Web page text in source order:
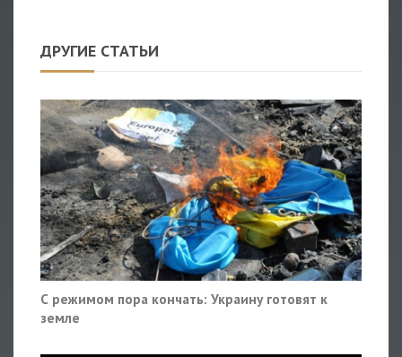
ДРУГИЕ СТАТЬИ
С режимом пора кончать: Украину готовят к
земле